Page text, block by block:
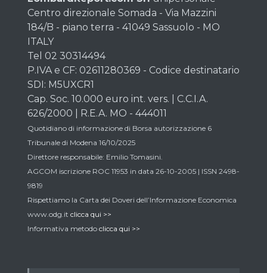
Centro direzionale Somada - Via Mazzini
184/B - piano terra - 41049 Sassuolo - MO
ITALY
Tel 02 30314494
P.IVA e CF: 02611280369 - Codice destinatario
SDI: M5UXCR1
Cap. Soc. 10.000 euro int. vers. | C.C.I.A.
626/2000 | R.E.A. MO - 444011
Quotidiano di informazione di Borsa autorizzazione 6
Tribunale di Modena 16/10/2025
Direttore responsabile: Emilio Tomasini.
AGCOM iscrizione ROC 11953 in data 26-10-2005 | ISSN 2498-
9819
Rispettiamo la Carta dei Doveri dell’Informazione Economica
www.odg.it clicca qui >>
Informativa metodo clicca qui >>